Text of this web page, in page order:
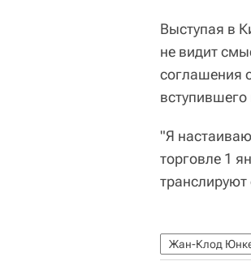
Выступая в
не видит
соглашения
"Я
торговле 1
Жан-Клод